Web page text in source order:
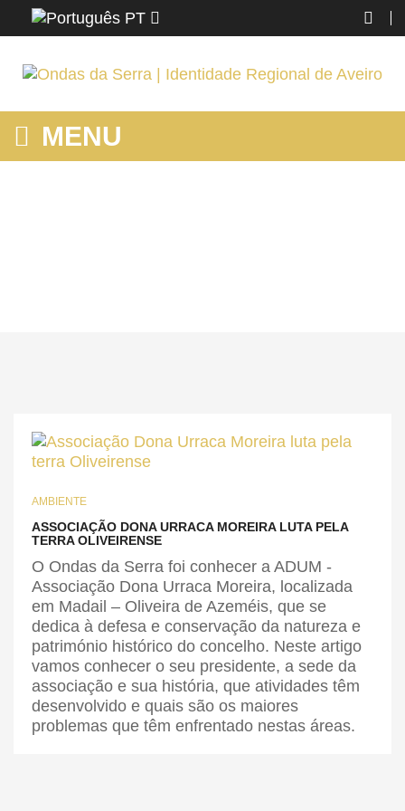
PT
MENU
AMBIENTE
ASSOCIAÇÃO DONA URRACA MOREIRA LUTA PELA
TERRA OLIVEIRENSE
O Ondas da Serra foi conhecer a ADUM -
Associação Dona Urraca Moreira, localizada
em Madail – Oliveira de Azeméis, que se
dedica à defesa e conservação da natureza e
património histórico do concelho. Neste artigo
vamos conhecer o seu presidente, a sede da
associação e sua história, que atividades têm
desenvolvido e quais são os maiores
problemas que têm enfrentado nestas áreas.